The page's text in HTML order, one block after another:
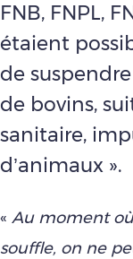
FNB, FNPL,
étaient
de
de bovins,
sanitaire,
d’animaux ».
« Au moment
souffle, on ne